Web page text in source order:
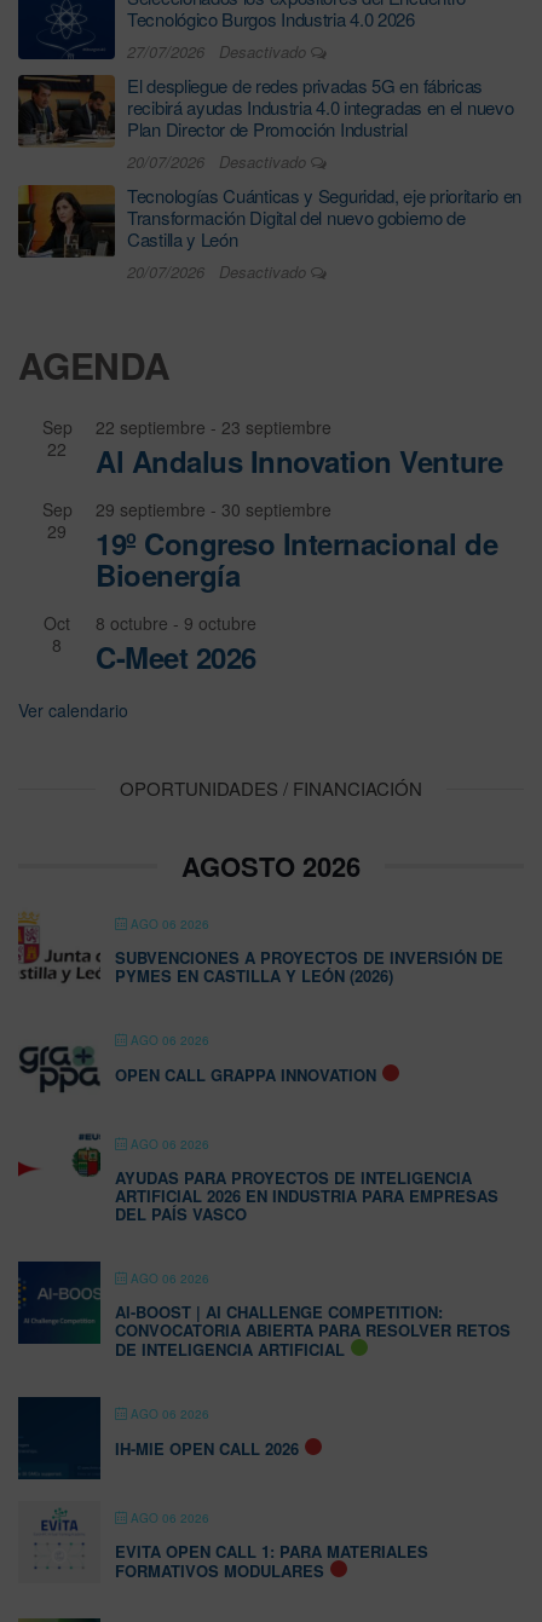
Tecnológico Burgos Industria 4.0 2026
27/07/2026 Desactivado
El despliegue de redes privadas 5G en fábricas
recibirá ayudas Industria 4.0 integradas en el nuevo
Plan Director de Promoción Industrial
20/07/2026 Desactivado
Tecnologías Cuánticas y Seguridad, eje prioritario en
Transformación Digital del nuevo gobierno de
Castilla y León
20/07/2026 Desactivado
AGENDA
Sep
22
22 septiembre - 23 septiembre
Al Andalus Innovation Venture
Sep
29
29 septiembre - 30 septiembre
19º Congreso Internacional de
Bioenergía
Oct
8
8 octubre - 9 octubre
C-Meet 2026
Ver calendario
OPORTUNIDADES / FINANCIACIÓN
AGOSTO 2026
AGO 06 2026
SUBVENCIONES A PROYECTOS DE INVERSIÓN DE
PYMES EN CASTILLA Y LEÓN (2026)
AGO 06 2026
OPEN CALL GRAPPA INNOVATION
AGO 06 2026
AYUDAS PARA PROYECTOS DE INTELIGENCIA
ARTIFICIAL 2026 EN INDUSTRIA PARA EMPRESAS
DEL PAÍS VASCO
AGO 06 2026
AI-BOOST | AI CHALLENGE COMPETITION:
CONVOCATORIA ABIERTA PARA RESOLVER RETOS
DE INTELIGENCIA ARTIFICIAL
AGO 06 2026
IH-MIE OPEN CALL 2026
AGO 06 2026
EVITA OPEN CALL 1: PARA MATERIALES
FORMATIVOS MODULARES